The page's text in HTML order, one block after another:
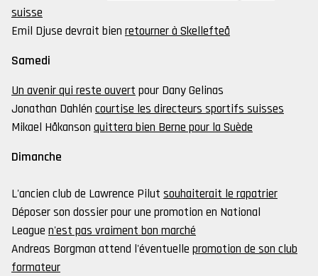
suisse
Emil Djuse devrait bien retourner à Skellefteå
Samedi
Un avenir qui reste ouvert pour Dany Gelinas
Jonathan Dahlén courtise les directeurs sportifs suisses
Mikael Håkanson quittera bien Berne pour la Suède
Dimanche
L'ancien club de Lawrence Pilut souhaiterait le rapatrier
Déposer son dossier pour une promotion en National
League n'est pas vraiment bon marché
Andreas Borgman attend l'éventuelle promotion de son club
formateur